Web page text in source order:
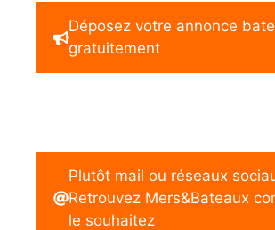
Déposez votre annonce
gratuitement
Plutôt mail ou réseaux
Retrouvez Mers&Bateaux
le souhaitez